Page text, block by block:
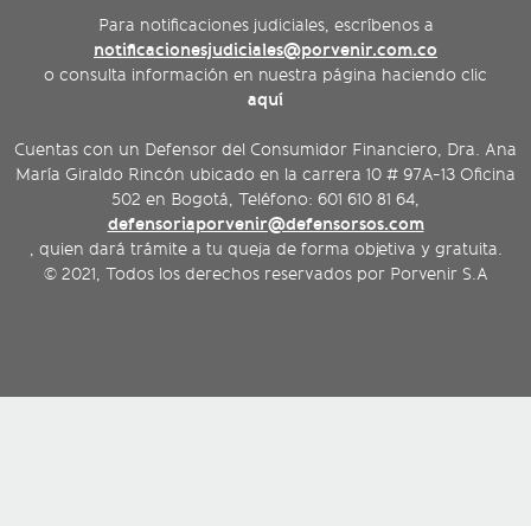
Para notificaciones judiciales, escríbenos a
notificacionesjudiciales@porvenir.com.co
o consulta información en nuestra página haciendo clic
aquí
Cuentas con un Defensor del Consumidor Financiero, Dra. Ana
María Giraldo Rincón ubicado en la carrera 10 # 97A-13 Oficina
502 en Bogotá, Teléfono: 601 610 81 64,
defensoriaporvenir@defensorsos.com
, quien dará trámite a tu queja de forma objetiva y gratuita.
© 2021, Todos los derechos reservados por Porvenir S.A